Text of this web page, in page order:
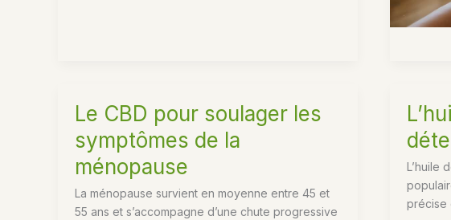
Le CBD pour soulager les
symptômes de la
ménopause
La ménopause survient en moyenne entre 45 et
55 ans et s’accompagne d’une chute progressive
L’huile
précise